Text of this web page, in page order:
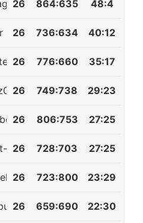
Kropp-Tetenhusen
26 864:635 48:4
SV26 736:634 40:12
26 776:660 35:17
Rosengarten 2
26 749:738 29:23
26 806:753 27:25
Ulzburg 2
26 728:703 27:25
26 723:800 23:29
26 659:690 22:30